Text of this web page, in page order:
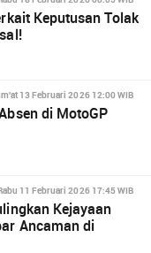
Keputusan Tolak
13 Februari 2026 12:00 WIB
di MotoGP
11 Februari 2026 17:45 WIB
Kejayaan
Ancaman di